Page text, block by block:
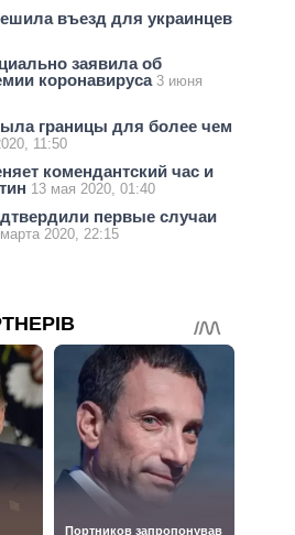
въезд для украинцев
заявила об
коронавируса 3 июня
границы для более чем
11:50
комендантский час и
13 мая 2020, 01:40
первые случаи
2020, 22:15